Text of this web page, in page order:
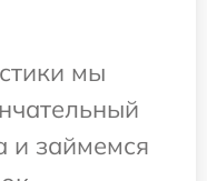
мы
и займемся